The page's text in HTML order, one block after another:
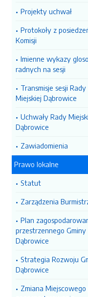
Projekty uchwał
Protokoły z
Komisji
Imienne wykazy
radnych na sesji
Transmisje sesji Rady
Miejskiej Dąbrowice
Uchwały Rady
Dąbrowice
Zawiadomienia
Prawo lokalne
Statut
Zarządzenia
Plan
przestrzennego Gminy
Dąbrowice
Strategia Rozwoju
Dąbrowice
Zmiana Miejscowego